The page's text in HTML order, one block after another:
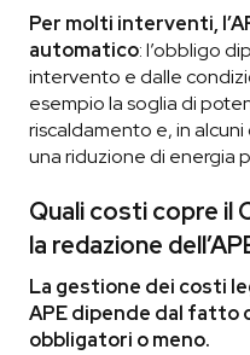
Per molti interventi,
automatico: l’obbligo
intervento e dalle
esempio la soglia di
riscaldamento e, in
una riduzione di energia
Quali costi copre il
la redazione
La gestione dei costi
APE dipende dal fatto
obbligatori o meno.